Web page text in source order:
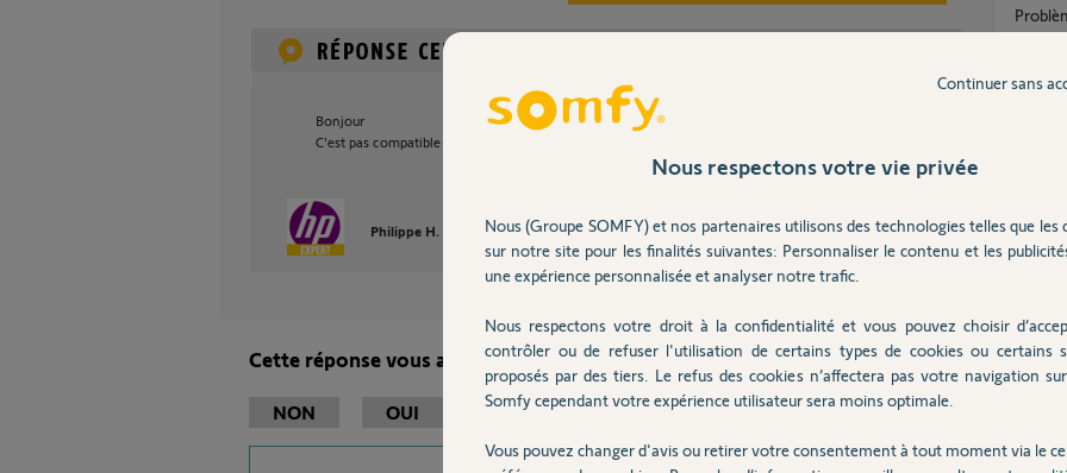
Bonjour
C'est pas compatible avec le RTS cette telecommande !!!
Philippe H. il y a environ 12 ans
Cette réponse vous a-t-elle aidé ?
NON OUI
Appairage Tahoma switch avec Volet roulant
IO
11réponses
Nous respectons votre vie privée
Nous (Groupe SOMFY) et nos partenaires utilisons des technologies telles que les
sur notre site pour les finalités suivantes: Personnaliser le contenu et les
une expérience personnalisée et analyser notre trafic.
Nous respectons votre droit à la confidentialité et vous pouvez choisir
contrôler ou de refuser l'utilisation de certains types de cookies ou certains
proposés par des tiers. Le refus des cookies n’affectera pas votre navigation
Somfy cependant votre expérience utilisateur sera moins optimale.
Vous pouvez changer d'avis ou retirer votre consentement à tout moment via le
Continuer sans